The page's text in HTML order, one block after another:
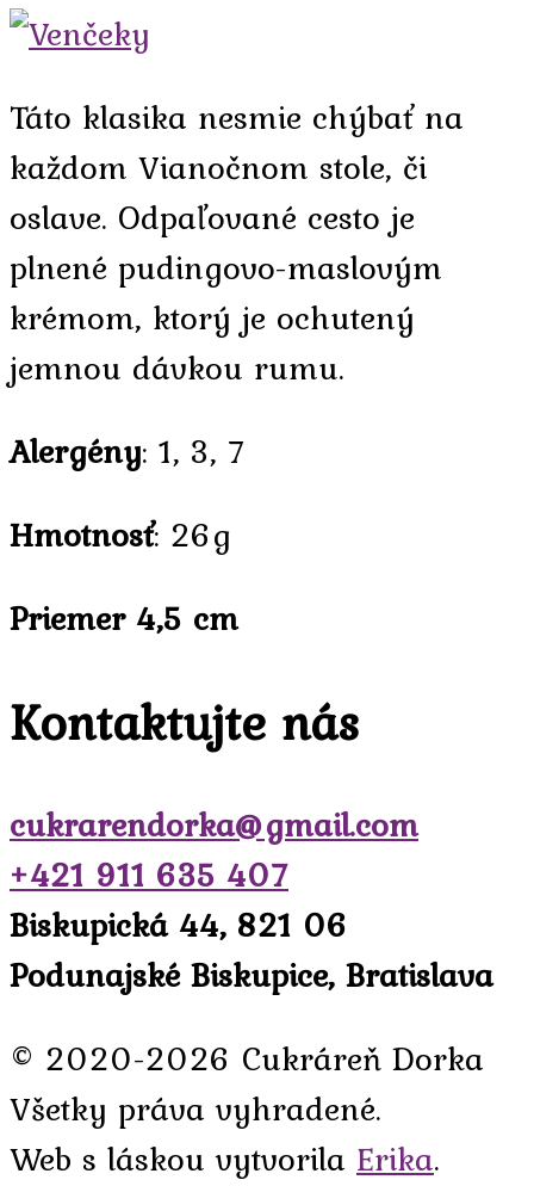
Táto klasika nesmie chýbať na
každom Vianočnom stole, či
oslave. Odpaľované cesto je
plnené pudingovo-maslovým
krémom, ktorý je ochutený
jemnou dávkou rumu.
Alergény: 1, 3, 7
Hmotnosť: 26g
Priemer 4,5 cm
Kontaktujte nás
cukrarendorka@gmail.com
+421 911 635 407
Biskupická 44, 821 06
Podunajské Biskupice, Bratislava
© 2020-2026 Cukráreň Dorka
Všetky práva vyhradené.
Web s láskou vytvorila Erika.